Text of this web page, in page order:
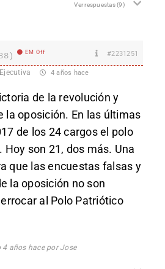
Ver respuestas(9)
EM Off #2231251
4 años hace
de la revolución y
la oposición. En las últimas
de los 24 cargos el polo
son 21, dos más. Una
que las encuestas falsas y
la oposición no son
al Polo Patriótico
años hace por Jose